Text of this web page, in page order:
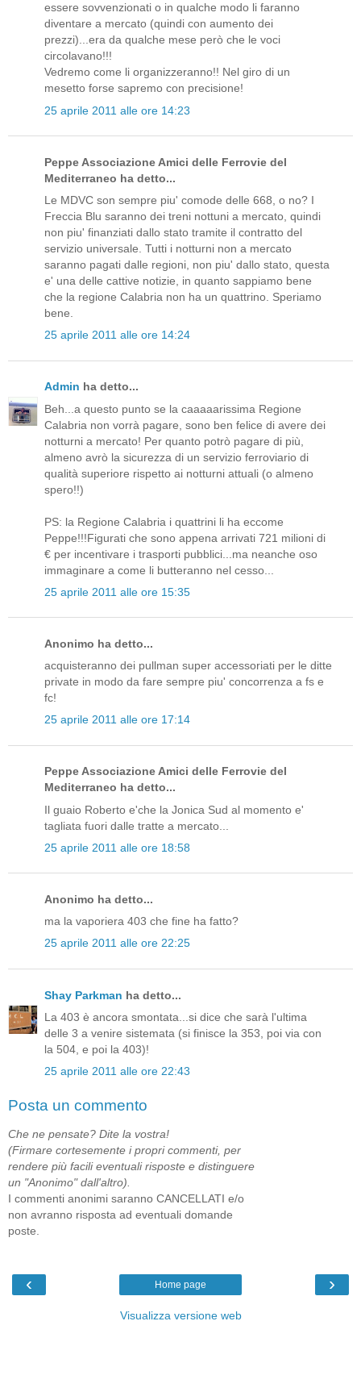
essere sovvenzionati o in qualche modo li faranno
diventare a mercato (quindi con aumento dei
prezzi)...era da qualche mese però che le voci
circolavano!!!
Vedremo come li organizzeranno!! Nel giro di un
mesetto forse sapremo con precisione!
25 aprile 2011 alle ore 14:23
Peppe Associazione Amici delle Ferrovie del
Mediterraneo ha detto...
Le MDVC son sempre piu' comode delle 668, o no? I
Freccia Blu saranno dei treni nottuni a mercato, quindi
non piu' finanziati dallo stato tramite il contratto del
servizio universale. Tutti i notturni non a mercato
saranno pagati dalle regioni, non piu' dallo stato, questa
e' una delle cattive notizie, in quanto sappiamo bene
che la regione Calabria non ha un quattrino. Speriamo
bene.
25 aprile 2011 alle ore 14:24
Admin ha detto...
Beh...a questo punto se la caaaaarissima Regione
Calabria non vorrà pagare, sono ben felice di avere dei
notturni a mercato! Per quanto potrò pagare di più,
almeno avrò la sicurezza di un servizio ferroviario di
qualità superiore rispetto ai notturni attuali (o almeno
spero!!)
PS: la Regione Calabria i quattrini li ha eccome
Peppe!!!Figurati che sono appena arrivati 721 milioni di
€ per incentivare i trasporti pubblici...ma neanche oso
immaginare a come li butteranno nel cesso...
25 aprile 2011 alle ore 15:35
Anonimo ha detto...
acquisteranno dei pullman super accessoriati per le ditte
private in modo da fare sempre piu' concorrenza a fs e
fc!
25 aprile 2011 alle ore 17:14
Peppe Associazione Amici delle Ferrovie del
Mediterraneo ha detto...
Il guaio Roberto e'che la Jonica Sud al momento e'
tagliata fuori dalle tratte a mercato...
25 aprile 2011 alle ore 18:58
Anonimo ha detto...
ma la vaporiera 403 che fine ha fatto?
25 aprile 2011 alle ore 22:25
Shay Parkman ha detto...
La 403 è ancora smontata...si dice che sarà l'ultima
delle 3 a venire sistemata (si finisce la 353, poi via con
la 504, e poi la 403)!
25 aprile 2011 alle ore 22:43
Posta un commento
Che ne pensate? Dite la vostra!
(Firmare cortesemente i propri commenti, per
rendere più facili eventuali risposte e distinguere
un "Anonimo" dall'altro).
I commenti anonimi saranno CANCELLATI e/o
non avranno risposta ad eventuali domande
poste.
‹ ›
Home page
Visualizza versione web